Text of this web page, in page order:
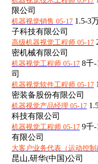
限公司
机器视觉销售 05-17 1.5-3
子科技有限公司
高级机器视觉工程师 05-17
密机械有限公司
机器视觉工程师 05-17 8千-
司
机器视觉软件工程师 05-17
密装备股份有限公司
机器视觉产品经理 05-17
科技有限公司
机器视觉工程师 05-17 9千-
有限公司
大客户业务代表（运动控
昆山,研华(中国)公司